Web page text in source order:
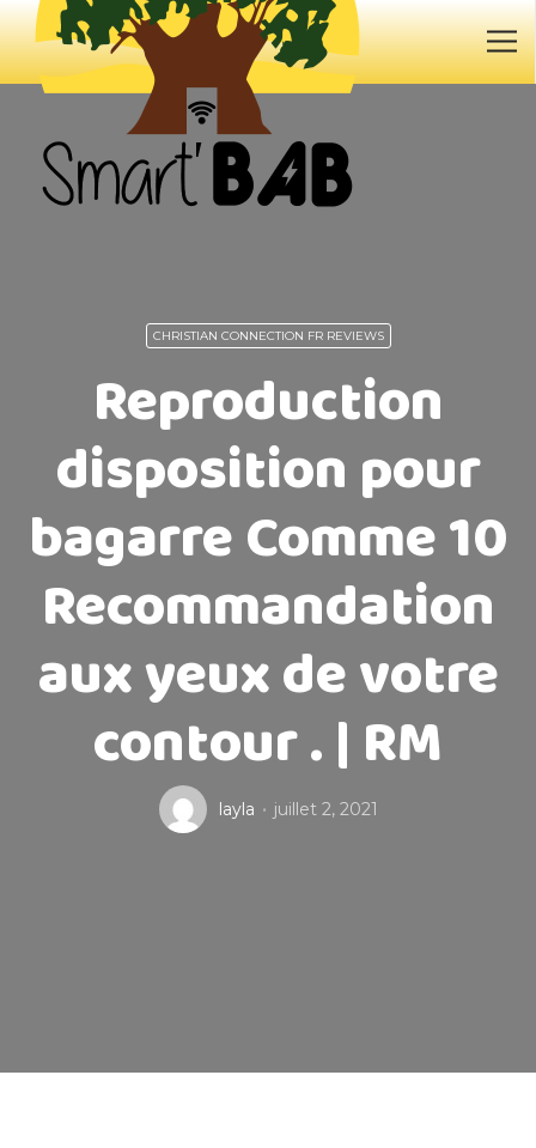
CHRISTIAN CONNECTION FR REVIEWS
Reproduction
disposition pour
bagarre Comme 10
Recommandation
aux yeux de votre
contour . | RM
layla juillet 2, 2021